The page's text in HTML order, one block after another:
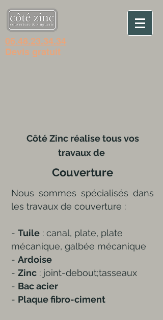
06.48.23.34.34
Devis gratuit
Côté Zinc réalise tous vos
travaux de
Couverture
Nous sommes spécialisés dans
les travaux de couverture :
- Tuile : canal, plate, plate
mécanique, galbée mécanique
- Ardoise
- Zinc : joint-debout;tasseaux
- Bac acier
- Plaque fibro-ciment